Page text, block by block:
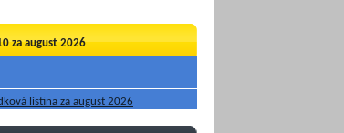
za august 2026
listina za august 2026